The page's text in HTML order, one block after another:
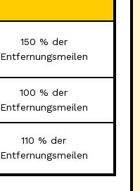
150 % der
Entfernungsmeilen
100 % der
Entfernungsmeilen
110 % der
Entfernungsmeilen